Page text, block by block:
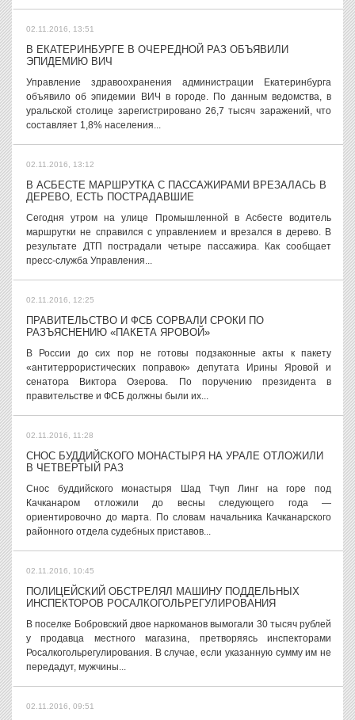
02.11.2016, 13:51
В ЕКАТЕРИНБУРГЕ В ОЧЕРЕДНОЙ РАЗ ОБЪЯВИЛИ
ЭПИДЕМИЮ ВИЧ
Управление здравоохранения администрации Екатеринбурга
объявило об эпидемии ВИЧ в городе. По данным ведомства, в
уральской столице зарегистрировано 26,7 тысяч заражений, что
составляет 1,8% населения...
02.11.2016, 13:12
В АСБЕСТЕ МАРШРУТКА С ПАССАЖИРАМИ ВРЕЗАЛАСЬ В
ДЕРЕВО, ЕСТЬ ПОСТРАДАВШИЕ
Сегодня утром на улице Промышленной в Асбесте водитель
маршрутки не справился с управлением и врезался в дерево. В
результате ДТП пострадали четыре пассажира. Как сообщает
пресс-служба Управления...
02.11.2016, 12:25
ПРАВИТЕЛЬСТВО И ФСБ СОРВАЛИ СРОКИ ПО
РАЗЪЯСНЕНИЮ «ПАКЕТА ЯРОВОЙ»
В России до сих пор не готовы подзаконные акты к пакету
«антитеррористических поправок» депутата Ирины Яровой и
сенатора Виктора Озерова. По поручению президента в
правительстве и ФСБ должны были их...
02.11.2016, 11:28
СНОС БУДДИЙСКОГО МОНАСТЫРЯ НА УРАЛЕ ОТЛОЖИЛИ
В ЧЕТВЕРТЫЙ РАЗ
Снос буддийского монастыря Шад Тчуп Линг на горе под
Качканаром отложили до весны следующего года —
ориентировочно до марта. По словам начальника Качканарского
районного отдела судебных приставов...
02.11.2016, 10:45
ПОЛИЦЕЙСКИЙ ОБСТРЕЛЯЛ МАШИНУ ПОДДЕЛЬНЫХ
ИНСПЕКТОРОВ РОСАЛКОГОЛЬРЕГУЛИРОВАНИЯ
В поселке Бобровский двое наркоманов вымогали 30 тысяч рублей
у продавца местного магазина, претворяясь инспекторами
Росалкогольрегулирования. В случае, если указанную сумму им не
передадут, мужчины...
02.11.2016, 09:51